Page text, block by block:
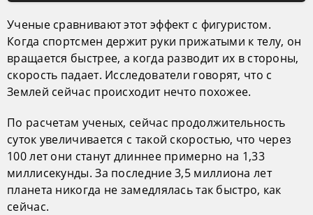
Ученые сравнивают этот эффект с фигуристом.
Когда спортсмен держит руки прижатыми к телу, он
вращается быстрее, а когда разводит их в стороны,
скорость падает. Исследователи говорят, что с
Землей сейчас происходит нечто похожее.
По расчетам ученых, сейчас продолжительность
суток увеличивается с такой скоростью, что через
100 лет они станут длиннее примерно на 1,33
миллисекунды. За последние 3,5 миллиона лет
планета никогда не замедлялась так быстро, как
сейчас.